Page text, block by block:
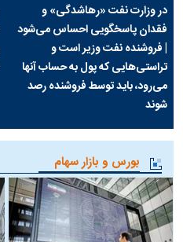
در وزارت نفت «رهاشدگی» و
فقدان پاسخگویی احساس می‌شود
| فروشنده نفت وزیر است و
تراستی‌هایی که پول به حساب آنها
می‌رود، باید توسط فروشنده رصد
شوند
بورس و بازار سهام